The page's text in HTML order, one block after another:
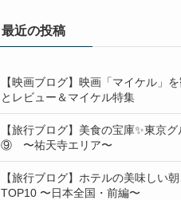
最近の投稿
【映画ブログ】映画「マイケル」
とレビュー＆マイケル特集
【旅行ブログ】美食の宝庫✨東京グ
⑨ 〜祐天寺エリア〜
【旅行ブログ】ホテルの美味しい
TOP10 〜日本全国・前編〜